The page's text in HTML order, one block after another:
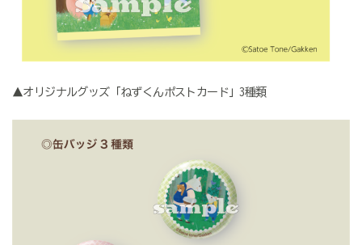
▲オリジナルグッズ「ねずくんポストカード」3種類